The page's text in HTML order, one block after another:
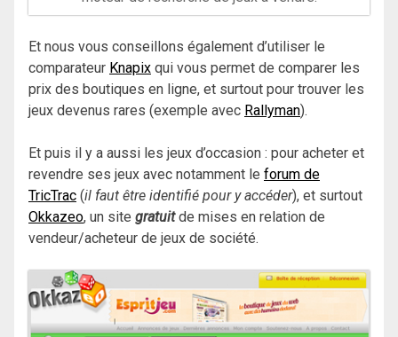
Et nous vous conseillons également d’utiliser le
comparateur Knapix qui vous permet de comparer les
prix des boutiques en ligne, et surtout pour trouver les
jeux devenus rares (exemple avec Rallyman).
Et puis il y a aussi les jeux d’occasion : pour acheter et
revendre ses jeux avec notamment le forum de
TricTrac (il faut être identifié pour y accéder), et surtout
Okkazeo, un site gratuit de mises en relation de
vendeur/acheteur de jeux de société.